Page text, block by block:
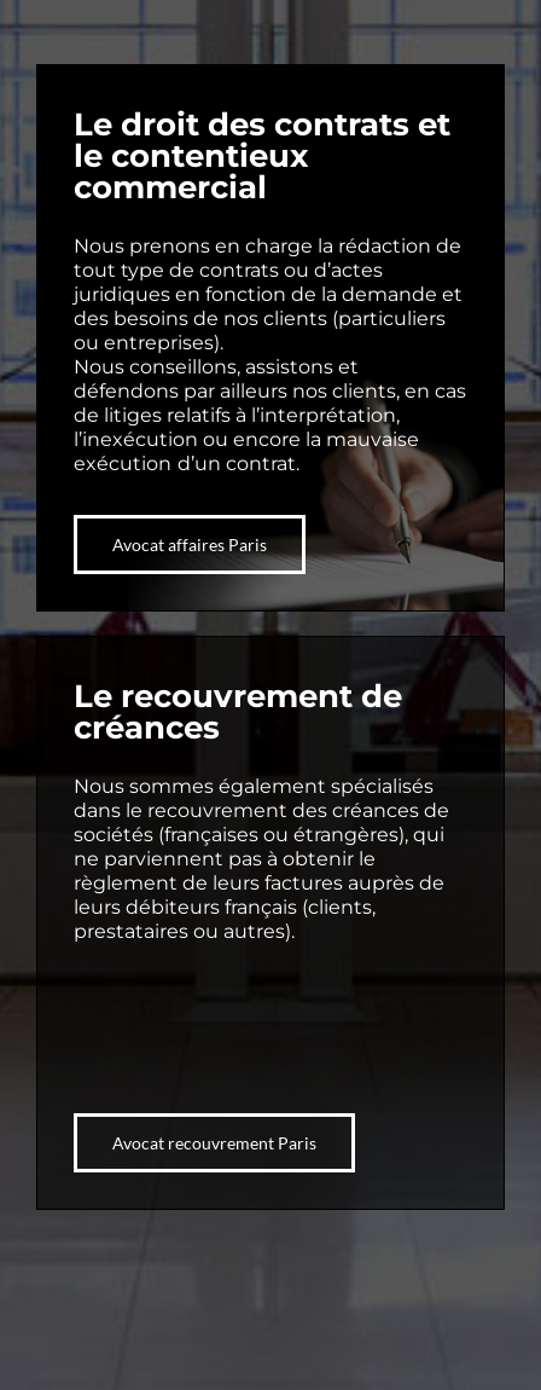
Le droit des contrats et
le contentieux
commercial
Nous prenons en charge la rédaction de
tout type de contrats ou d’actes
juridiques en fonction de la demande et
des besoins de nos clients (particuliers
ou entreprises).
Nous conseillons, assistons et
défendons par ailleurs nos clients, en cas
de litiges relatifs à l’interprétation,
l’inexécution ou encore la mauvaise
exécution d’un contrat.
Avocat affaires Paris
Le recouvrement de
créances
Nous sommes également spécialisés
dans le recouvrement des créances de
sociétés (françaises ou étrangères), qui
ne parviennent pas à obtenir le
règlement de leurs factures auprès de
leurs débiteurs français (clients,
prestataires ou autres).
Avocat recouvrement Paris